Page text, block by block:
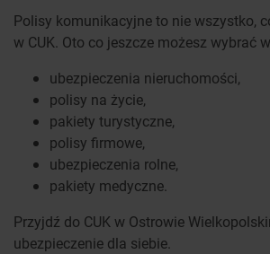
Polisy komunikacyjne to nie wszystko,
w CUK. Oto co jeszcze możesz wybrać
ubezpieczenia nieruchomości,
polisy na życie,
pakiety turystyczne,
polisy firmowe,
ubezpieczenia rolne,
pakiety medyczne.
Przyjdź do CUK w Ostrowie
ubezpieczenie dla siebie.